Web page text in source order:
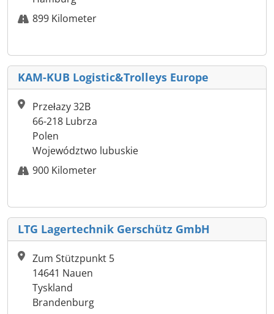
899 Kilometer
KAM-KUB Logistic&Trolleys Europe
Przełazy 32B
66-218 Lubrza
Polen
Województwo lubuskie
900 Kilometer
LTG Lagertechnik Gerschütz GmbH
Zum Stützpunkt 5
14641 Nauen
Tyskland
Brandenburg